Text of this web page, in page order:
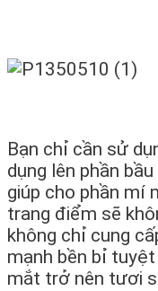
Bạn chỉ cần sử
dụng lên phần
giúp cho phần mí
trang điểm sẽ
không chỉ cung
mạnh bền bỉ
mắt trở nên tươi